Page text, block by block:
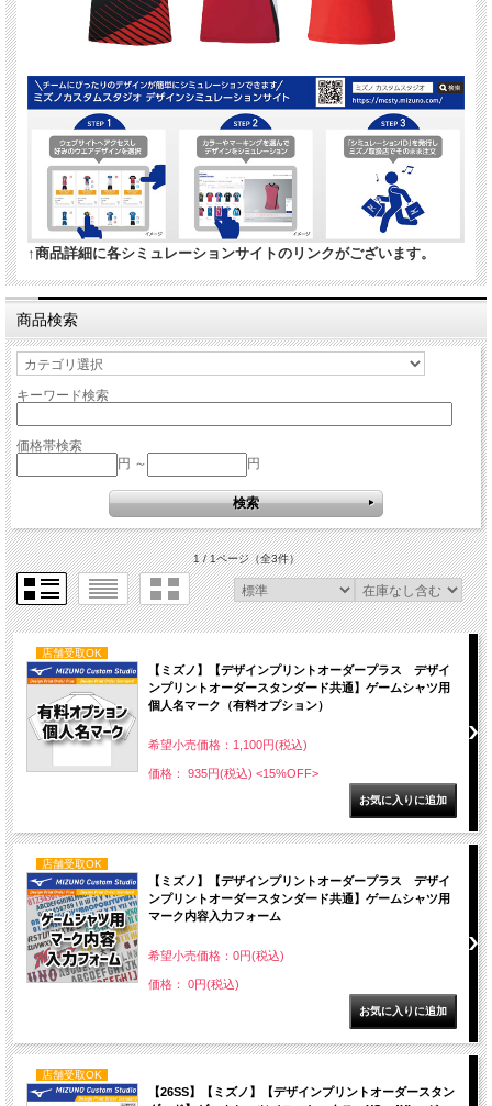
↑商品詳細に各シミュレーションサイトのリンクがございます。
商品検索
キーワード検索
価格帯検索
円 ～
円
1 / 1ページ（全3件）
店舗受取OK
【ミズノ】【デザインプリントオーダープラス デザイ
ンプリントオーダースタンダード共通】ゲームシャツ用
個人名マーク（有料オプション）
希望小売価格：1,100円(税込)
価格： 935円(税込) <15%OFF>
店舗受取OK
【ミズノ】【デザインプリントオーダープラス デザイ
ンプリントオーダースタンダード共通】ゲームシャツ用
マーク内容入力フォーム
希望小売価格：0円(税込)
価格： 0円(税込)
店舗受取OK
【26SS】【ミズノ】【デザインプリントオーダースタン